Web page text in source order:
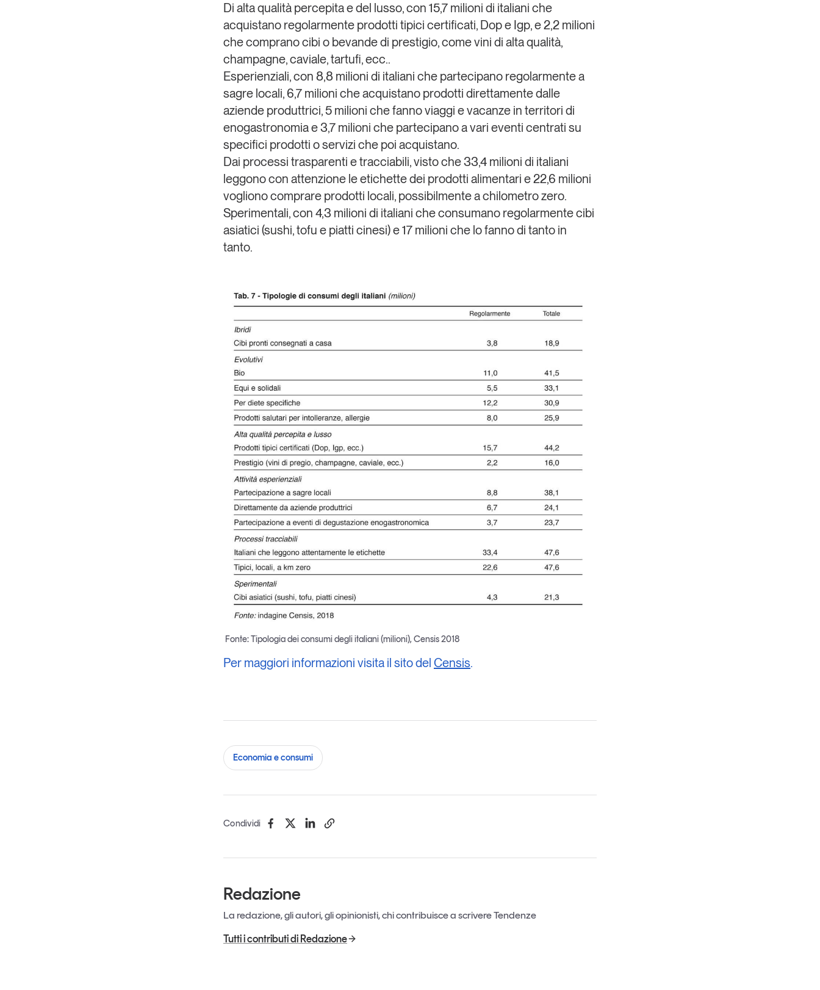
Di alta qualità percepita e del lusso, con 15,7 milioni di italiani che
acquistano regolarmente prodotti tipici certificati, Dop e Igp, e 2,2 milioni
che comprano cibi o bevande di prestigio, come vini di alta qualità,
champagne, caviale, tartufi, ecc..
Esperienziali,con 8,8 milioni di italiani che partecipano regolarmente a
sagre locali, 6,7 milioni che acquistano prodotti direttamente dalle
aziende produttrici, 5 milioni che fanno viaggi e vacanze in territori di
enogastronomia e 3,7 milioni che partecipano a vari eventi centrati su
specifici prodotti o servizi che poi acquistano.
Dai processi trasparenti e tracciabili,visto che 33,4 milioni di italiani
leggono con attenzione le etichette dei prodotti alimentari e 22,6 milioni
vogliono comprare prodotti locali, possibilmente a chilometro zero.
Sperimentali,con 4,3 milioni di italiani che consumano regolarmente cibi
asiatici (sushi, tofu e piatti cinesi) e 17 milioni che lo fanno di tanto in
tanto.
Fonte: Tipologia dei consumi degli italiani (milioni), Censis 2018
Per maggiori informazioni visita il sito del Censis.
Economia e consumi
Condividi
Redazione
La redazione, gli autori, gli opinionisti, chi contribuisce a scrivere Tendenze
Tutti i contributi di Redazione